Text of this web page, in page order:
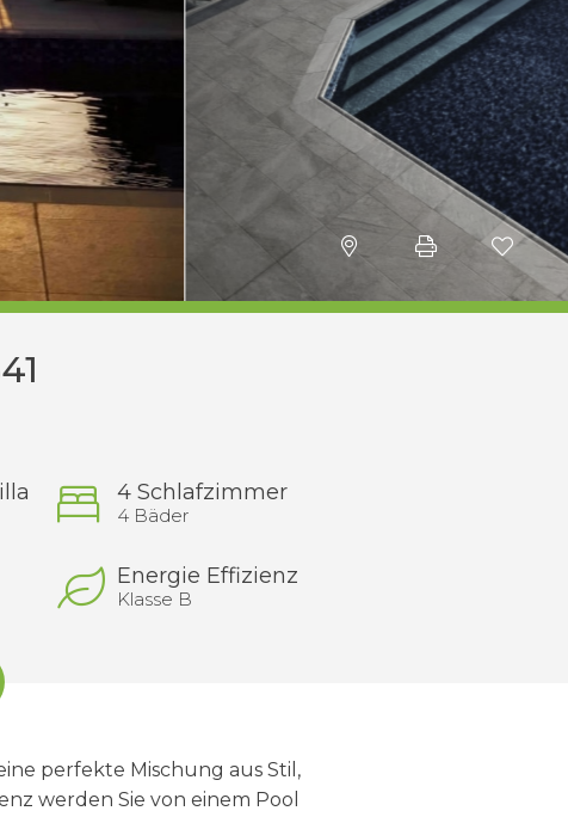
4 Schlafzimmer
4 Bäder
Energie Effizienz
Klasse B
perfekte Mischung aus Stil,
werden Sie von einem Pool